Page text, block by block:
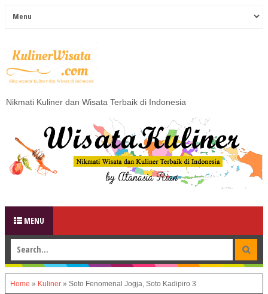
Nikmati Kuliner dan Wisata Terbaik di Indonesia
MENU
Home » Kuliner » Soto Fenomenal Jogja, Soto Kadipiro 3